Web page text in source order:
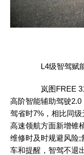
L4级智驾赋能，
岚图FREE 318搭
高阶智能辅助驾驶
驾省时7%，相比同
高速领航方面新增锥
维修时及时规避风险;
车和提醒，智驾不退